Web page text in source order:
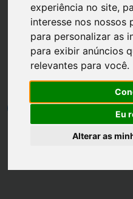
experiência no site,
interesse nos nossos
para personalizar as
para exibir anúncios
relevantes para você.
Eu
Alterar as
Página inicial Carnaval
Tiara de
por